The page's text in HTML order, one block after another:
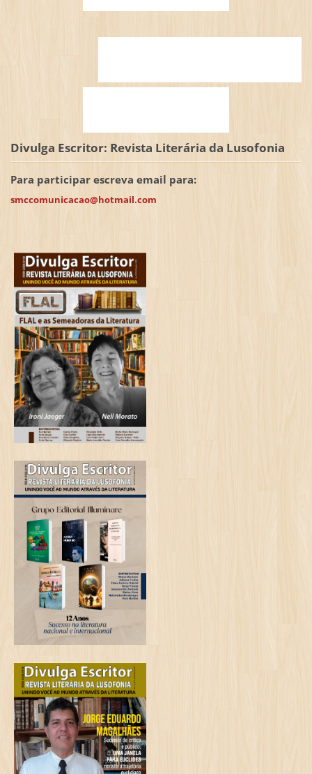
Divulga Escritor: Revista Literária da Lusofonia
Para participar escreva email para:
smccomunicacao@hotmail.com